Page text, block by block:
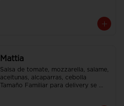
Mattia
Salsa de tomate, mozzarella, salame,
aceitunas, alcaparras, cebolla
Tamaño Familiar para delivery se